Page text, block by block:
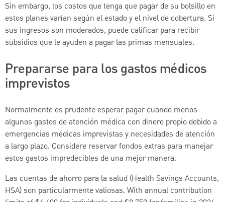
Sin embargo, los costos que tenga que pagar de su bolsillo en
estos planes varían según el estado y el nivel de cobertura. Si
sus ingresos son moderados, puede calificar para recibir
subsidios que le ayuden a pagar las primas mensuales.
Prepararse para los gastos médicos
imprevistos
Normalmente es prudente esperar pagar cuando menos
algunos gastos de atención médica con dinero propio debido a
emergencias médicas imprevistas y necesidades de atención
a largo plazo. Considere reservar fondos extras para manejar
estos gastos impredecibles de una mejor manera.
Las cuentas de ahorro para la salud (Health Savings Accounts,
HSA) son particularmente valiosas. With annual contribution